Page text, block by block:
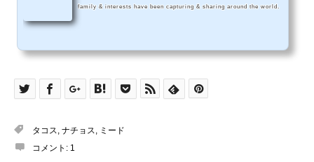
family & interests have been capturing & sharing around the world.
タコス, ナチョス, ミード
コメント: 1